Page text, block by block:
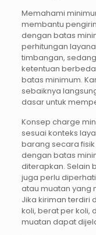
Memahami
membantu
dengan batas
perhitungan
timbangan,
ketentuan
batas minimum.
sebaiknya
dasar untuk
Konsep charge
sesuai konteks
barang secara
dengan batas
diterapkan. Selain
juga perlu
atau muatan yang
Jika kiriman terdiri
koli, berat per koli,
muatan dapat